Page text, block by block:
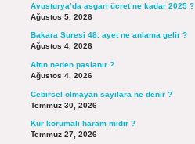
Avusturya’da asgari ücret ne kadar 2025 ?
Ağustos 5, 2026
Bakara Suresi 48. ayet ne anlama gelir ?
Ağustos 4, 2026
Altın neden paslanır ?
Ağustos 4, 2026
Cebirsel olmayan sayılara ne denir ?
Temmuz 30, 2026
Kur korumalı haram mıdır ?
Temmuz 27, 2026